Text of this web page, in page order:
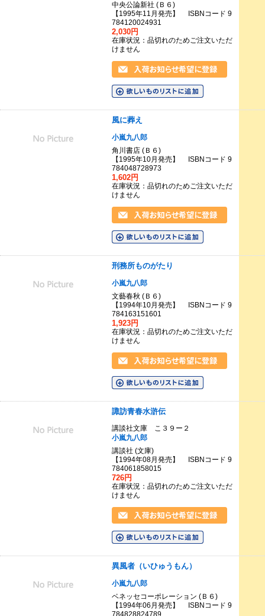
中央公論新社 (Ｂ６)
【1995年11月発売】 ISBNコード 9
784120024931
2,030円
在庫状況：品切れのためご注文いただ
けません
風に葬え
小嵐九八郎
角川書店 (Ｂ６)
【1995年10月発売】 ISBNコード 9
784048728973
1,602円
在庫状況：品切れのためご注文いただ
けません
刑務所ものがたり
小嵐九八郎
文藝春秋 (Ｂ６)
【1994年10月発売】 ISBNコード 9
784163151601
1,923円
在庫状況：品切れのためご注文いただ
けません
諏訪青春水滸伝
講談社文庫 こ３９ー２
小嵐九八郎
講談社 (文庫)
【1994年08月発売】 ISBNコード 9
784061858015
726円
在庫状況：品切れのためご注文いただ
けません
異風者（いひゅうもん）
小嵐九八郎
ベネッセコーポレーション (Ｂ６)
【1994年06月発売】 ISBNコード 9
784828824789